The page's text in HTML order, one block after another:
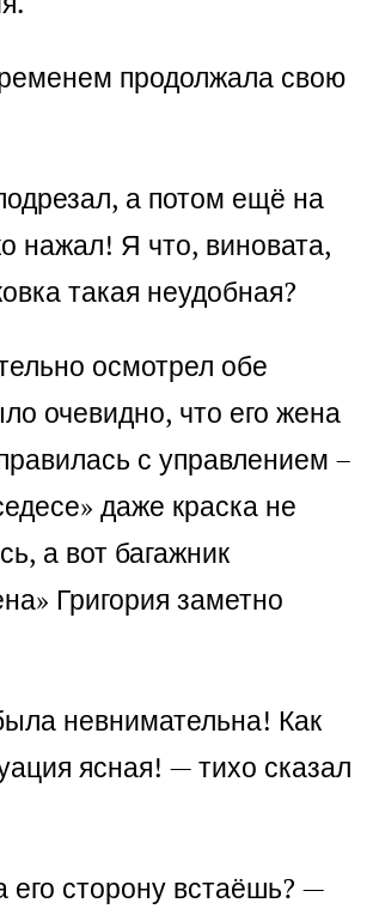
продолжала свою
а потом ещё на
нажал! Я что, виновата,
такая неудобная?
осмотрел обе
очевидно, что его жена
с управлением –
даже краска не
а вот багажник
Григория заметно
невнимательна! Как
ясная! — тихо сказал
сторону встаёшь? —